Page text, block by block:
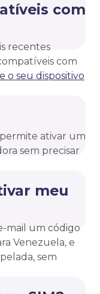
com
recentes
com
o seu dispositivo
ativar um
sem precisar
meu
mail um código
Venezuela, e
sem